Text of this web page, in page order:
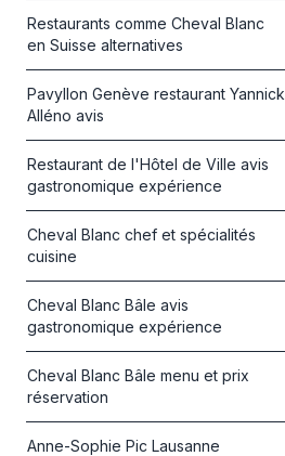
Restaurants comme Cheval Blanc
en Suisse alternatives
Pavyllon Genève restaurant Yannick
Alléno avis
Restaurant de l'Hôtel de Ville avis
gastronomique expérience
Cheval Blanc chef et spécialités
cuisine
Cheval Blanc Bâle avis
gastronomique expérience
Cheval Blanc Bâle menu et prix
réservation
Anne-Sophie Pic Lausanne